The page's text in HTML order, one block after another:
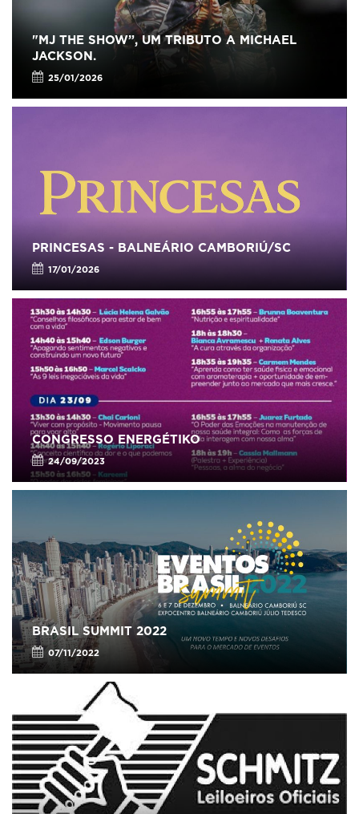
"MJ THE SHOW”, UM TRIBUTO A MICHAEL
JACKSON.
25/01/2026
PRINCESAS - BALNEÁRIO CAMBORIÚ/SC
17/01/2026
CONGRESSO ENERGÉTIKO
24/09/2023
BRASIL SUMMIT 2022
07/11/2022